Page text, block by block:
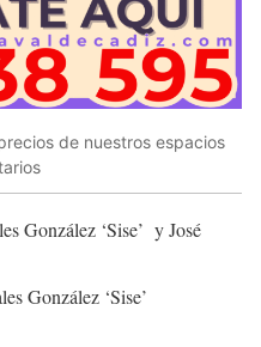
de nuestros espacios
González ‘Sise’ y José
González ‘Sise’